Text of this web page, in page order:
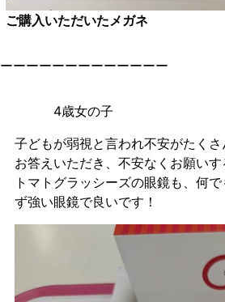
ご購入いただいたメガネ
ーーーーーーーーーーーーー
4歳女の子
子どもが弱視と言われ不安がたく
お答えいただき、不安なくお願いす
トマトグラッシーズの眼鏡も、何
ず強い眼鏡で良いです！